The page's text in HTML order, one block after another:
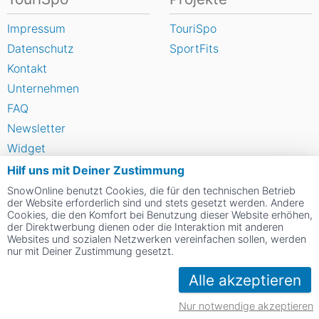
Hilf uns mit Deiner Zustimmung
SnowOnline benutzt Cookies, die für den technischen Betrieb
der Website erforderlich sind und stets gesetzt werden. Andere
Cookies, die den Komfort bei Benutzung dieser Website erhöhen,
der Direktwerbung dienen oder die Interaktion mit anderen
Websites und sozialen Netzwerken vereinfachen sollen, werden
nur mit Deiner Zustimmung gesetzt.
Alle akzeptieren
Nur notwendige akzeptieren
Impressum
Datenschutz
Kontakt
Unternehmen
FAQ
Newsletter
Widget
Umfragen
Skigebiet bewerten
TouriSpo
SportFits
Social Web